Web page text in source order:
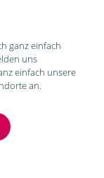
ganz einfach
uns
einfach unsere
an.